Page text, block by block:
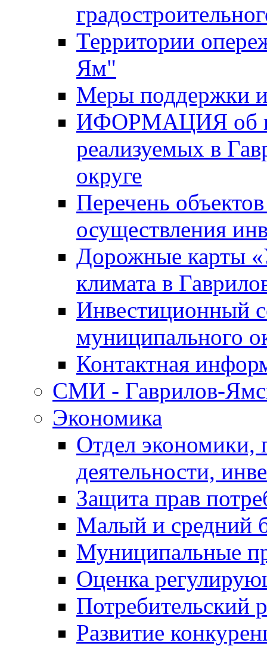
Территории
Ям"
Меры поддержки
ИФОРМАЦИЯ об
реализуемых в
округе
Перечень
осуществления
Дорожные карты
климата в
Инвестиционный
муниципального
Контактная
СМИ - Гаврилов-
Экономика
Отдел экономики,
деятельности,
Защита прав
Малый и средний
Муниципальные
Оценка
Потребительский
Развитие